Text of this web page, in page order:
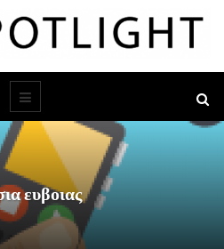
ευβοιας